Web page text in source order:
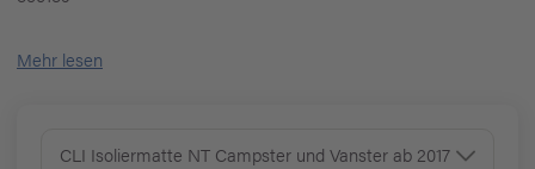
Mehr lesen
CLI Isoliermatte NT Campster und Vanster ab 2017